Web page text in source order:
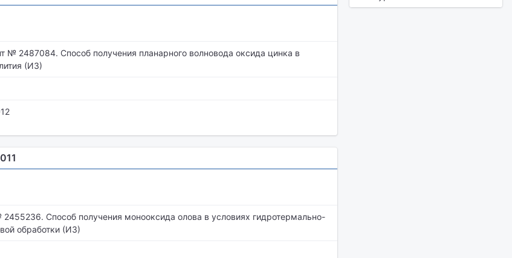
№ 2487084. Способ получения планарного волновода оксида цинка в
(ИЗ)
Способ получения монооксида олова в условиях гидротермально-
обработки (ИЗ)